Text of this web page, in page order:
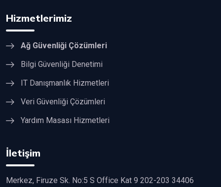
Hizmetlerimiz
Ağ Güvenliği Çözümleri
Bilgi Güvenliği Denetimi
IT Danışmanlık Hizmetleri
Veri Güvenliği Çözümleri
Yardım Masası Hizmetleri
İletişim
Merkez, Firuze Sk. No:5 S Office Kat 9 202-203 34406